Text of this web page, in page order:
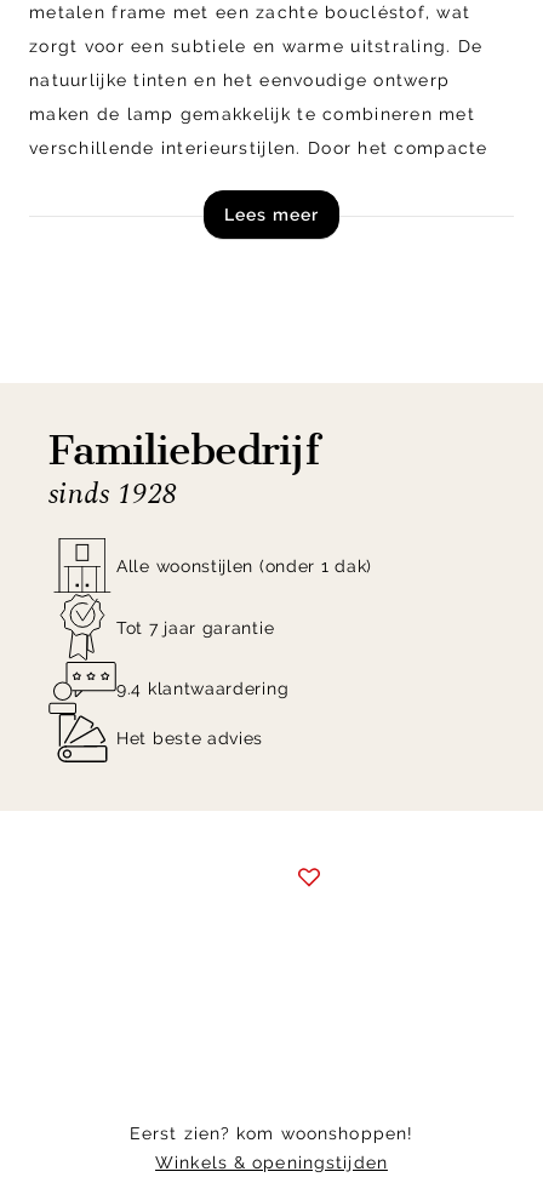
metalen frame met een zachte boucléstof, wat
zorgt voor een subtiele en warme uitstraling. De
natuurlijke tinten en het eenvoudige ontwerp
maken de lamp gemakkelijk te combineren met
verschillende interieurstijlen. Door het compacte
voetschakelaar zorgt voor extra gebruiksgemak.
Lees meer
Familiebedrijf
sinds 1928
Alle woonstijlen (onder 1 dak)
Tot 7 jaar garantie
9.4 klantwaardering
Het beste advies
Eerst zien? kom woonshoppen!
Winkels & openingstijden